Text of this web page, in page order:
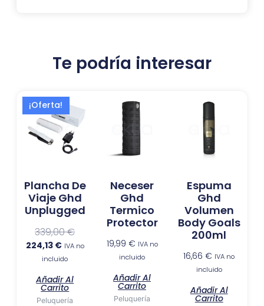
Te podría interesar
¡Oferta!
Plancha De
Viaje Ghd
Unplugged
339,00€
precio
original
339,00 €.
224,13 €
El
precio
actual
es:
224,13 €.
IVA no
incluido
Añadir Al
Carrito
Peluquería
Neceser
Ghd
Termico
Protector
19,99 € IVA no
incluido
Añadir Al
Carrito
Peluquería
Espuma
Ghd
Volumen
Body Goals
200ml
16,66€ IVA no
incluido
Añadir Al
Carrito